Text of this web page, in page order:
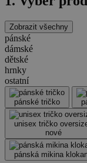
Zobrazit všechny
pánské
dámské
dětské
hrnky
ostatní
pánské tričko
unisex tričko
nové
pánská mikina